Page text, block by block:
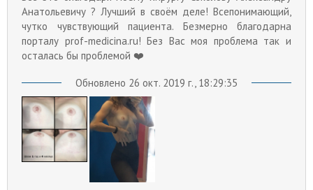
Анатольевичу ? Лучший в своём деле! Всепонимающий,
чутко чувствующий пациента. Безмерно благодарна
порталу prof-medicina.ru! Без Вас моя проблема так и
осталась бы проблемой ❤️
Обновлено 26 окт. 2019 г., 18:29:35